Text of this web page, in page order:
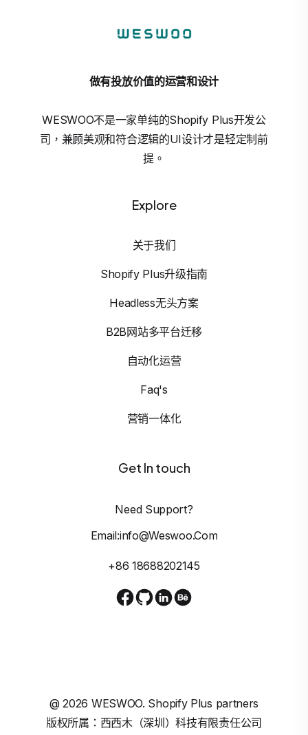
做有投放价值的运营和设计
WESWOO不是一家单纯的Shopify Plus开发公
司，兼顾美观和符合逻辑的UI设计才是轻定制前
提。
Explore
关于我们
Shopify Plus升级指南
Headless无头方案
B2B网站多平台迁移
自动化运营
Faq's
营销一体化
Get In touch
Need Support?
Email:info@weswoo.com
+86 18688202145
@2026 WESWOO. Shopify Plus partners
版权所属：西西木（深圳）科技有限责任公司